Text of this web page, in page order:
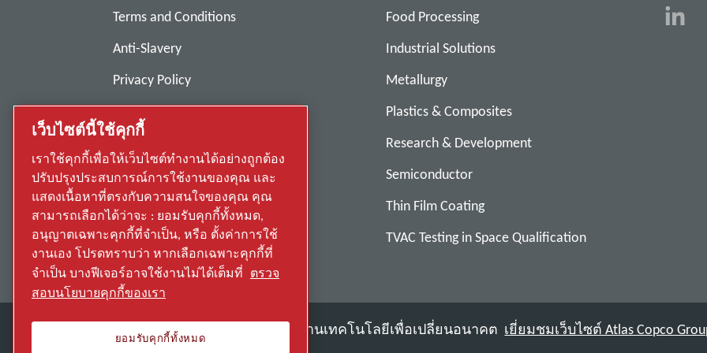
Terms and Conditions
Anti-Slavery
Privacy Policy
Report Misconduct
Suppliers
Accessibility
Food Processing
Industrial Solutions
Metallurgy
Plastics & Composites
Research & Development
Semiconductor
Thin Film Coating
TVAC Testing in Space Qualification
ค้นพบวิธีที่ Atlas Copco Group ใช้งานเทคโนโลยีเพื่อเปลี่ยนอนาคต เยี่ยมชมเว็บไซต์ Atlas Copco
เว็บไซต์นี้ใช้คุกกี้
เราใช้คุกกี้เพื่อให้เว็บไซต์ทำงานได้อย่างถูกต้อง
ปรับปรุงประสบการณ์การใช้งานของคุณ และ
แสดงเนื้อหาที่ตรงกับความสนใจของคุณ คุณ
สามารถเลือกได้ว่าจะ : ยอมรับคุกกี้ทั้งหมด,
อนุญาตเฉพาะคุกกี้ที่จำเป็น, หรือ ตั้งค่าการใช้
งานเอง โปรดทราบว่า หากเลือกเฉพาะคุกกี้ที่
จำเป็น บางฟีเจอร์อาจใช้งานไม่ได้เต็มที่ ตรวจ
สอบนโยบายคุกกี้ของเรา
ยอมรับคุกกี้ทั้งหมด